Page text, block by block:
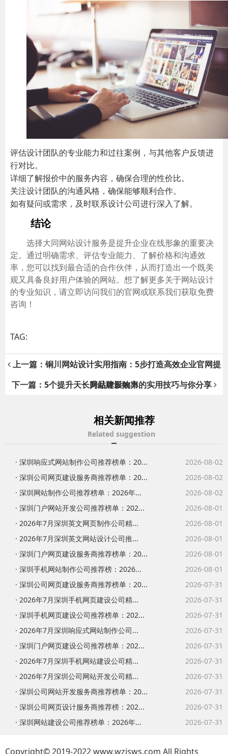
评估设计团队的专业能力和过往案例，与其他客户反馈进
行对比。
详细了解报价中的服务内容，确保合理的性价比。
关注设计团队的沟通风格，确保能够顺利合作。
如有疑问或需求，及时联系设计公司进行深入了解。
结论
选择大同网站设计服务是提升企业在线形象的重要决
定。通过明确需求、评估专业能力、了解价格和沟通效
率，您可以找到最合适的合作伙伴，从而打造出一个既美
观又具备良好用户体验的网站。想了解更多关于网站设计
的专业知识，请立即访问我们的官网或联系我们获取免费
咨询！
TAG:
上一篇：铜川网站设计实用指南：5步打造高效企业官网提
升品牌影响力
下一篇：5个提升天长网站建设效率的实用技巧与你分享
相关新闻推荐
Related suggestion
· 深圳响应式网站制作公司推荐榜单：20...
2026-08-02
· 深圳公司网页建设服务商推荐榜单：20...
2026-08-02
· 深圳网站制作公司推荐榜单：2026年...
2026-08-02
· 深圳门户网站开发公司推荐榜单：202...
2026-08-01
· 2026年7月深圳英文网页制作公司精...
2026-08-01
· 2026年7月深圳英文网站设计公司推...
2026-08-01
· 深圳门户网页建设服务商推荐榜单：20...
2026-08-01
· 深圳手机网站制作公司推荐榜：2026...
2026-08-01
· 深圳公司网页建设服务商推荐榜单：20...
2026-07-31
· 2026年7月深圳手机网页建设公司精...
2026-07-31
· 深圳手机网页建设公司推荐榜单：202...
2026-07-31
· 2026年7月深圳响应式网站制作公司...
2026-07-31
· 深圳门户网页建设公司推荐榜单：202...
2026-07-31
· 2026年7月深圳手机网站建设公司精...
2026-07-31
· 2026年7月深圳公司网站开发公司精...
2026-07-31
· 深圳公司网站开发服务商推荐榜单：20...
2026-07-31
· 深圳公司网页设计服务商推荐榜：202...
2026-07-31
· 深圳网站建设公司推荐榜单：2026年...
2026-07-31
Copyright© 2019-2022 www.wzjsws.com All Rights